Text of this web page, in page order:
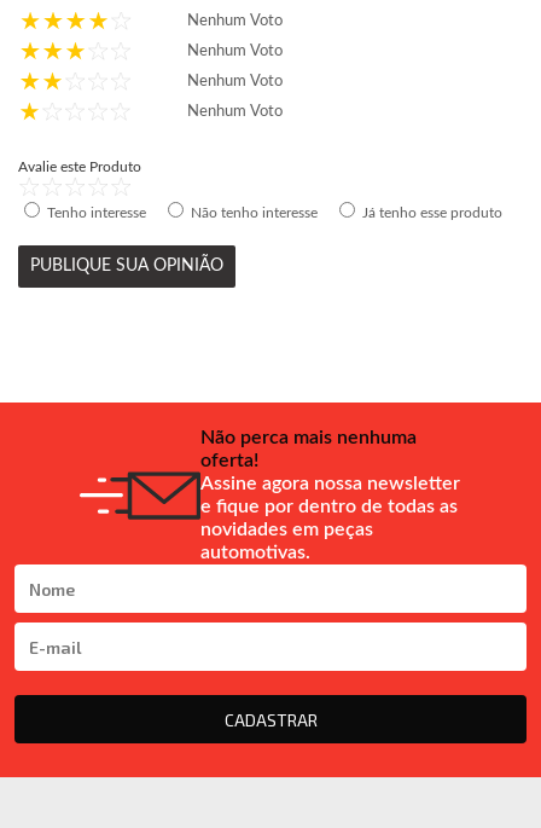
Nenhum Voto
Nenhum Voto
Nenhum Voto
Nenhum Voto
Avalie este Produto
Tenho interesse Não tenho interesse Já tenho esse produto
PUBLIQUE SUA OPINIÃO
Não perca mais nenhuma
oferta!
Assine agora nossa newsletter
e fique por dentro de todas as
novidades em peças
automotivas.
CADASTRAR